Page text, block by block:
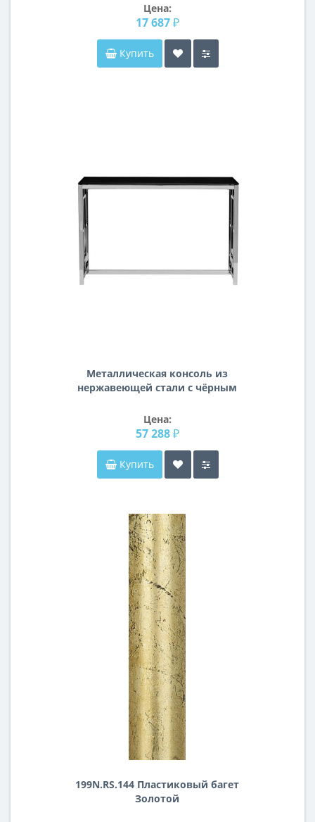
Цена:
17 687 ₽
Купить
Металлическая консоль из
нержавеющей стали с чёрным
Цена:
57 288 ₽
Купить
199N.RS.144 Пластиковый багет
Золотой